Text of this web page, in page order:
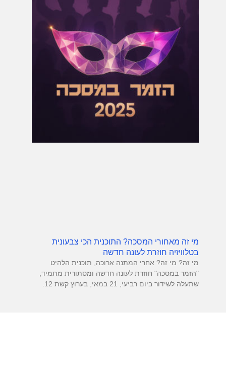
מי זה מאחורי המסכה? התוכנית הכי צבעונית
בטלוויזיה חוזרת לעונה חדשה
מי זה? מי זה? אחרי המתנה ארוכה, תוכנית הלהיט
"הזמר במסכה" חוזרת לעונה חדשה ומסתורית מתמיד,
שתעלה לשידור ביום רביעי, 21 במאי, בערוץ קשת 12.